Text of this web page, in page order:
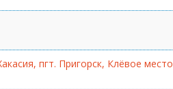
пгт. Пригорск, Клёвое место